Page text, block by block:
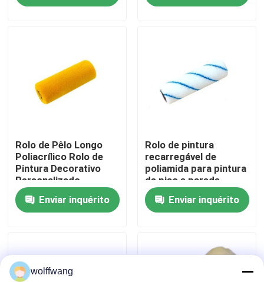
Controle de Qualidade
notícias
Todos os casos
Pincel de Filamento Sintético
Rolo de Pêlo Longo
Poliacrílico Rolo de
Pintura Decorativo
Personalizado
Enviar inquérito
Rolo de pintura
recarregável de
poliamida para pintura
de piso e parede
Enviar inquérito
wolffwang